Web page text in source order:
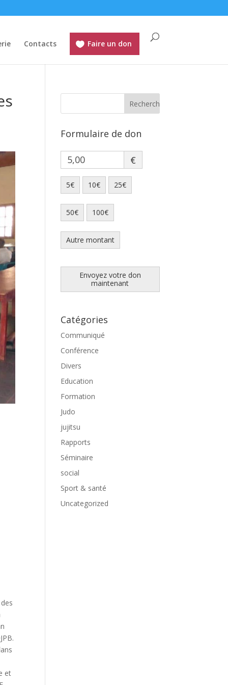
Contacts Faire un don
et
Formulaire de don
€
5€ 10€ 25€
50€ 100€
Autre montant
Envoyez votre don
maintenant
Catégories
Communiqué
Conférence
Divers
Education
Formation
Judo
jujitsu
Rapports
Séminaire
social
Sport & santé
Uncategorized